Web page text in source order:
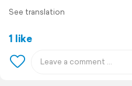
See translation
1 like